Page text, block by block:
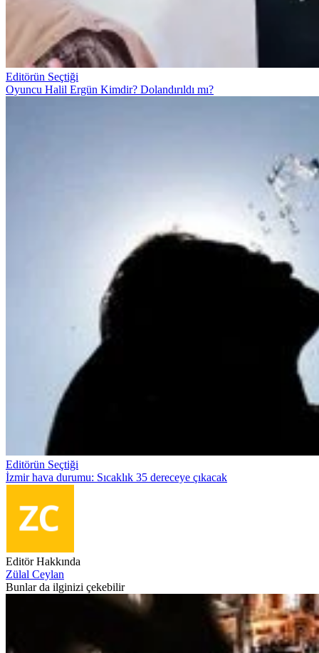
Editörün Seçtiği
Oyuncu Halil Ergün Kimdir? Dolandırıldı mı?
Editörün Seçtiği
İzmir hava durumu: Sıcaklık 35 dereceye çıkacak
Editör Hakkında
Zülal Ceylan
Bunlar da ilginizi çekebilir